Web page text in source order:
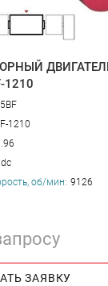
ДВИГАТЕЛЬ
1210
1210
об/мин: 9126
ЗАЯВКУ